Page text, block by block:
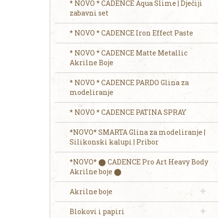
* NOVO * CADENCE Aqua Slime | Dječiji
zabavni set
* NOVO * CADENCE Iron Effect Paste
* NOVO * CADENCE Matte Metallic
Akrilne Boje
* NOVO * CADENCE PARDO Glina za
modeliranje
* NOVO * CADENCE PATINA SPRAY
*NOVO* SMARTA Glina za modeliranje |
Silikonski kalupi | Pribor
*NOVO* ⬤ CADENCE Pro Art Heavy Body
Akrilne boje ⬤
Akrilne boje
Blokovi i papiri